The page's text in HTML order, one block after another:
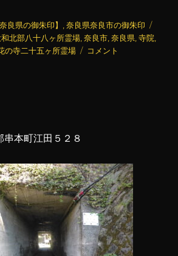
奈良県の御朱印】 ,奈良県奈良市の御朱印
和北部八十八ヶ所霊場 ,奈良市 ,奈良県 ,寺院
の寺二十五ヶ所霊場
白
コメント
本町江田５２８